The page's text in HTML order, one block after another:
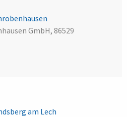
GmbH, 86529
am Lech